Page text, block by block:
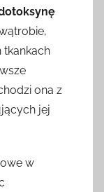
tkankach
ona z
jej
w